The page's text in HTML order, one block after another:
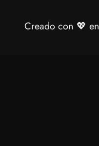
Creado con 💖 en